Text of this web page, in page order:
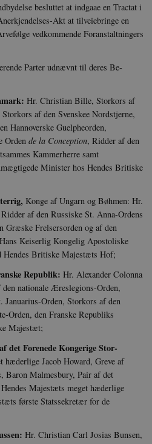
besluttet at indgaae en Tractat i
Akt at tilveiebringe en
vedkommende Foranstaltningers
Parter udnævnt til deres Be­
Hr. Christian Bille, Storkors af
af den Svenskee Nordstjerne,
Hannoverske Guelpheorden,
Orden de la Conception, Ridder af den
Kammerherre samt
Minister hos Hendes Britiske
Konge af Ungarn og Bøhmen: Hr.
af den Russiske St. Anna-Ordens
Græske Frelsersorden og af den
Keiserlig Kongelig Apo­stoliske
Hendes Britiske Majestæts Hof;
Republik: Hr. Alexander Colonna
nationale Æreslegions-Orden,
Januarius-Orden, Storkors af den
Orden, den Franske Republiks
Majestæt;
det Forenede Kongerige Stor­
hæderlige Jacob Howard, Greve af
Baron Malmesbury, Pair af det
Majestæts meget hæderlige
første Statssekretær for de
Hr. Christian Carl Josias Bunsen,